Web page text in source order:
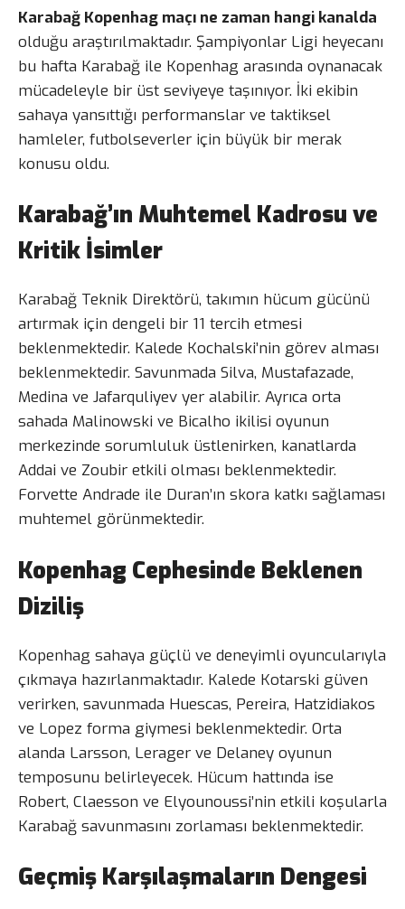
Karabağ Kopenhag maçı ne zaman hangi kanalda
olduğu araştırılmaktadır. Şampiyonlar Ligi heyecanı
bu hafta Karabağ ile Kopenhag arasında oynanacak
mücadeleyle bir üst seviyeye taşınıyor. İki ekibin
sahaya yansıttığı performanslar ve taktiksel
hamleler, futbolseverler için büyük bir merak
konusu oldu.
Karabağ’ın Muhtemel Kadrosu ve
Kritik İsimler
Karabağ Teknik Direktörü, takımın hücum gücünü
artırmak için dengeli bir 11 tercih etmesi
beklenmektedir. Kalede Kochalski’nin görev alması
beklenmektedir. Savunmada Silva, Mustafazade,
Medina ve Jafarquliyev yer alabilir. Ayrıca orta
sahada Malinowski ve Bicalho ikilisi oyunun
merkezinde sorumluluk üstlenirken, kanatlarda
Addai ve Zoubir etkili olması beklenmektedir.
Forvette Andrade ile Duran’ın skora katkı sağlaması
muhtemel görünmektedir.
Kopenhag Cephesinde Beklenen
Diziliş
Kopenhag sahaya güçlü ve deneyimli oyuncularıyla
çıkmaya hazırlanmaktadır. Kalede Kotarski güven
verirken, savunmada Huescas, Pereira, Hatzidiakos
ve Lopez forma giymesi beklenmektedir. Orta
alanda Larsson, Lerager ve Delaney oyunun
temposunu belirleyecek. Hücum hattında ise
Robert, Claesson ve Elyounoussi’nin etkili koşularla
Karabağ savunmasını zorlaması beklenmektedir.
Geçmiş Karşılaşmaların Dengesi